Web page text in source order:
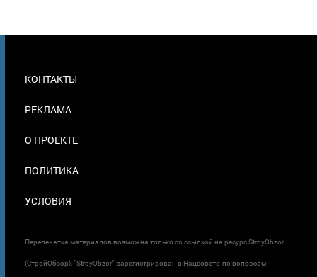
В
КОНТАКТЫ
РЕКЛАМА
О ПРОЕКТЕ
ПОЛИТИКА
УСЛОВИЯ
Перепечатка материалов возможна только со ссылкой на ресурс StroyObzor
(СтройОбзор). "StroyObzor" зарегистрирован в Нацсовете по вопросам